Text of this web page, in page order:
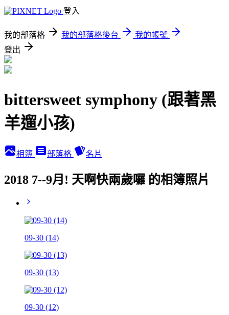
登入
我的部落格 我的部落格後台
我的帳號
登出
bittersweet symphony (跟著黑
羊遛小孩)
相簿 部落格 名片
2018 7--9月! 天啊快兩歲囉 的相簿照片
09-30 (14)
09-30 (13)
09-30 (12)